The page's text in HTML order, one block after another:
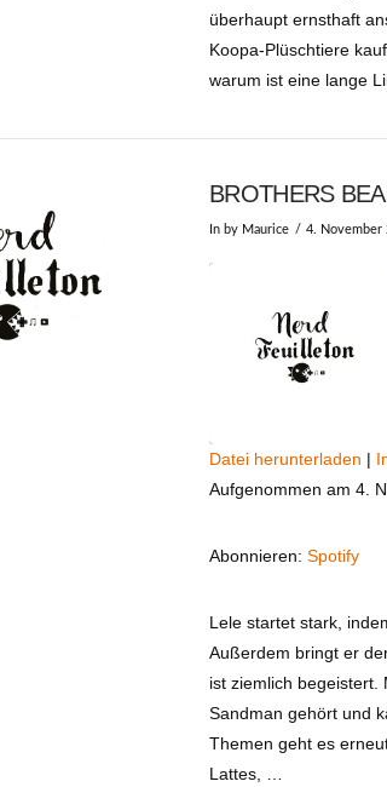
überhaupt ernsthaft
Koopa-Plüschtiere
warum ist eine lange
BROTHERS
In by Maurice 4. November
Spotify
TEILEN
Datei herunterladen |
Aufgenommen am 4.
Abonnieren: Spotify
Lele startet stark,
Außerdem bringt er
ist ziemlich begeistert.
Sandman gehört und
Themen geht es
Lattes, …